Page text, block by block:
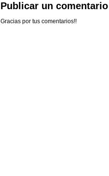
Publicar un comentario
Gracias por tus comentarios!!